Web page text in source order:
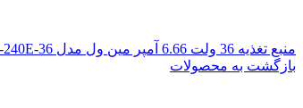
منبع تغذیه 36 ولت 6.66 آمپر مین ول مدل XDR-240E-36
بازگشت به محصولات